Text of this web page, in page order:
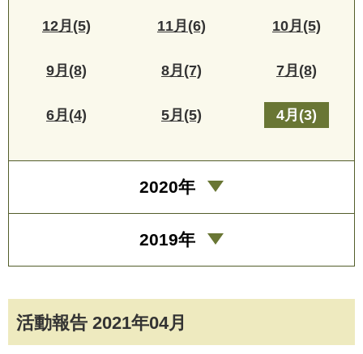
活動報告 2021年04月
12月(5) 11月(6) 10月(5)
9月(8) 8月(7) 7月(8)
6月(4) 5月(5) 4月(3)
2020年
2019年